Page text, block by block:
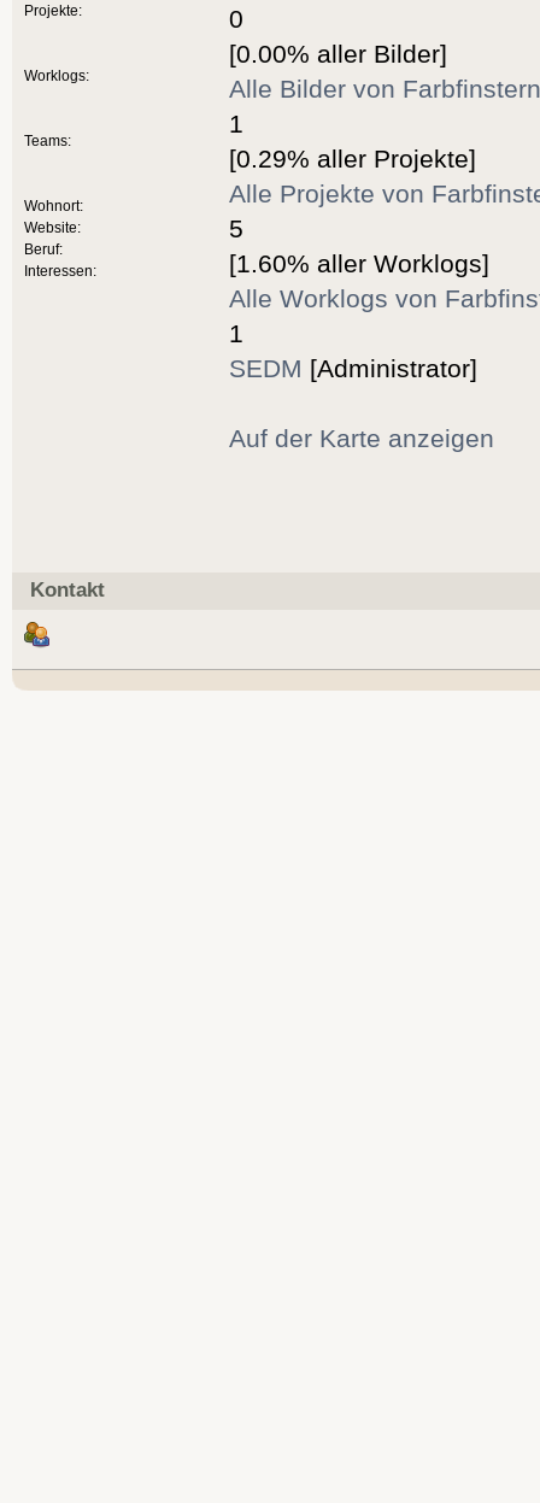
Projekte:
Worklogs:
Teams:
Wohnort:
Website:
Beruf:
Interessen:
0
[0.00% aller Bilder]
Alle Bilder von
1
[0.29% aller Projekte]
Alle Projekte von
5
[1.60% aller Worklogs]
Alle Worklogs von
1
SEDM [Administrator]
Auf der Karte anzeigen
Kontakt